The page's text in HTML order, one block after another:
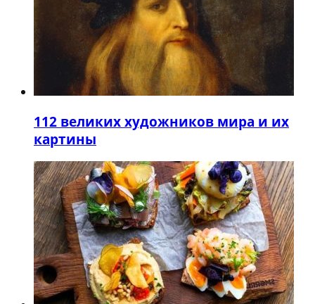
112 великих художников мира и их
картины